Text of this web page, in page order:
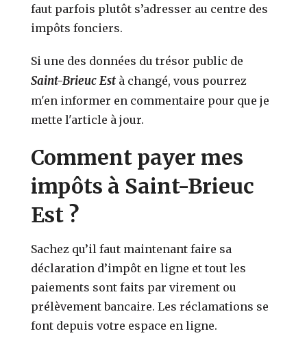
faut parfois plutôt s’adresser au centre des
impôts fonciers.
Si une des données du trésor public de
Saint-Brieuc Est à changé, vous pourrez
m'en informer en commentaire pour que je
mette l'article à jour.
Comment payer mes
impôts à Saint-Brieuc
Est ?
Sachez qu’il faut maintenant faire sa
déclaration d’impôt en ligne et tout les
paiements sont faits par virement ou
prélèvement bancaire. Les réclamations se
font depuis votre espace en ligne.